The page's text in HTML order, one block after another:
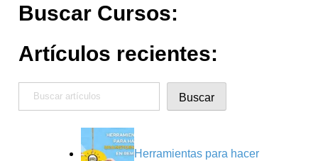
Buscar Cursos:
Artículos recientes:
Buscar
Herramientas para hacer